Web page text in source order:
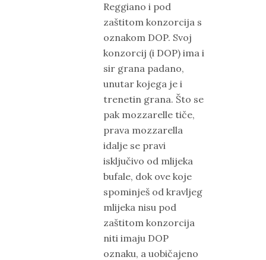
Reggiano i pod
zaštitom konzorcija s
oznakom DOP. Svoj
konzorcij (i DOP) ima i
sir grana padano,
unutar kojega je i
trenetin grana. Što se
pak mozzarelle tiče,
prava mozzarella
idalje se pravi
isključivo od mlijeka
bufale, dok ove koje
spominješ od kravljeg
mlijeka nisu pod
zaštitom konzorcija
niti imaju DOP
oznaku, a uobičajeno